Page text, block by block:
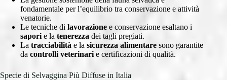
fondamentale per l’equilibrio tra conservazione e attività
venatorie.
Le tecniche di lavorazione e conservazione esaltano i
sapori e la tenerezza dei tagli pregiati.
La tracciabilità e la sicurezza alimentare sono garantite
da controlli veterinari e certificazioni di qualità.
Specie di Selvaggina Più Diffuse in Italia